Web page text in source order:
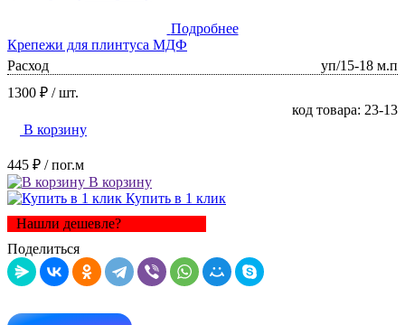
Подробнее
Крепежи для плинтуса МДФ
Расход
уп/15-18 м.п
1300 ₽ / шт.
код товара: 23-13
В корзину
445 ₽ / пог.м
В корзину
Купить в 1 клик
Нашли дешевле?
Поделиться